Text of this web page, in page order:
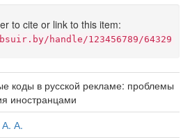
to cite or link to this item:
handle/123456789/64329
коды в русской рекламе: проблемы
иностранцами
А.